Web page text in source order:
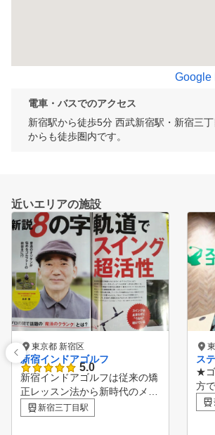
Google
電車・バスでのアクセス
新宿駅から徒歩5分 西武新宿駅・新宿三
からも徒歩圏内です。
近いエリアの施設
東京都 新宿区
新宿インドアゴルフ
5.0
新宿インドアゴルフは従来の矯
正レッスン法から新時代のメン
タル構築レッスンを確立 して
います。 メンタル構築法は、
新宿三丁目駅
ス
★ゴ
方
ロ
約